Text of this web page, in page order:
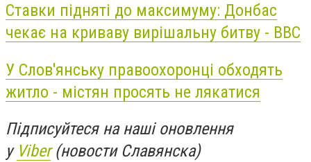
Ставки підняті до максимуму: Донбас
чекає на криваву вирішальну битву - BBC
У Слов'янську правоохоронці обходять
житло - містян просять не лякатися
Підписуйтеся на наші оновлення
у Viber(новости Славянска)